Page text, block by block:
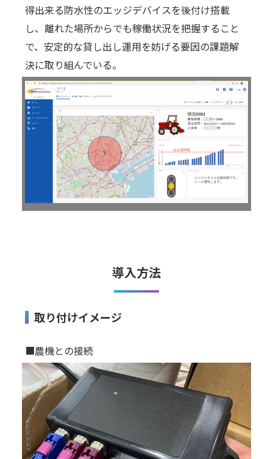
得出来る防水性のエッジデバイスを後付け搭載
し、離れた場所からでも稼働状況を把握すること
で、安定的な貸し出し運用を妨げる要因の課題解
決に取り組んでいる。
導入方法
取り付けイメージ
■農機との接続